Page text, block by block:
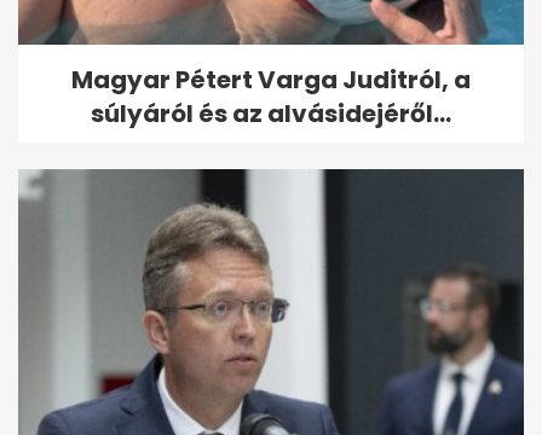
Magyar Pétert Varga Juditról, a
súlyáról és az alvásidejéről...